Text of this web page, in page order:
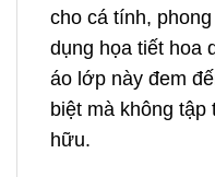
cho cá tính,
dụng họa tiết hoa
áo lớp này đem
biệt mà không
hữu.